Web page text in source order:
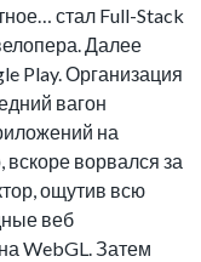
стал Full-Stack
Далее
Play. Организация
вагон
на
ворвался за
ощутив всю
веб
WebGL. Затем